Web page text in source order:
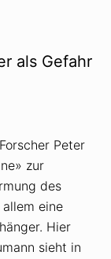
als Gefahr
Peter
zur
des
eine
Hier
sieht in